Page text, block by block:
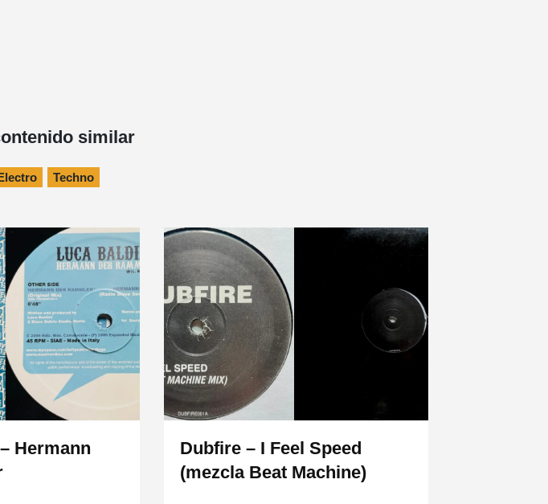
similar
Techno
Hermann
Dubfire – I Feel Speed ​​
(mezcla Beat Machine)